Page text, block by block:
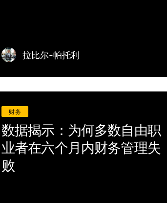
拉比尔-帕托利
财务
数据揭示：为何多数自由职
业者在六个月内财务管理失
败